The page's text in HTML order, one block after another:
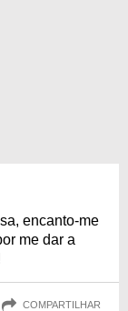
encanto-me
me dar a
COMPARTILHAR